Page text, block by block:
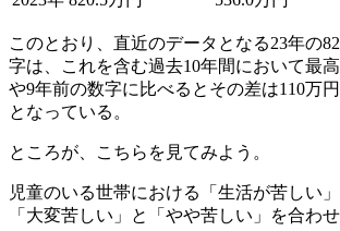
このとおり、直近のデータとなる23年の
字は、これを含む過去10年間において最
や9年前の数字に比べるとその差は110万
となっている。
ところが、こちらを見てみよう。
児童のいる世帯における「生活が苦しい
「大変苦しい」と「やや苦しい」を合わ